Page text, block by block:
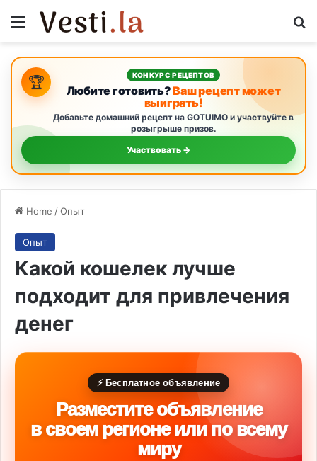
Menu
🏆 КОНКУРС РЕЦЕПТОВ
Любите готовить?Ваш рецепт может
выиграть!
Добавьте домашний рецепт на GOTUIMO и участвуйте в
розыгрыше призов.
Участвовать →
Home /Опыт
Опыт
Какой кошелек лучше
подходит для привлечения
денег
⚡ Бесплатное объявление
Разместите объявление
в своем регионе или по всему
миру